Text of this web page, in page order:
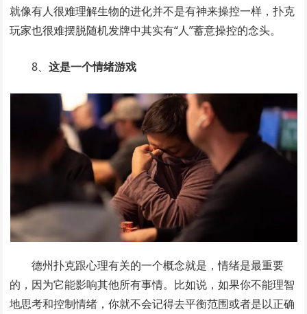
就像有人很难理解生物的进化并不是有神来操控一样，扑克
玩家也很难摆脱随机发牌中其实有“人”蓄意操控的念头。
8、这是一个情绪游戏
德州扑克跟心理有关的一个概念就是，情绪是最重要
的，因为它能影响其他所有事情。比如说，如果你不能理智
地思考和控制情绪，你就不会记得去平衡范围或者是以正确